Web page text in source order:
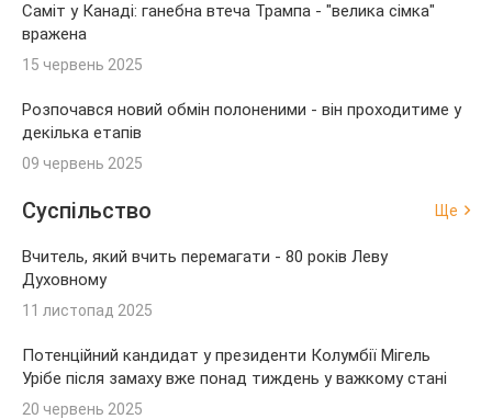
Саміт у Канаді: ганебна втеча Трампа - "велика сімка"
вражена
15 червень 2025
Розпочався новий обмін полоненими - він проходитиме у
декілька етапів
09 червень 2025
Суспільство Ще
Вчитель, який вчить перемагати - 80 років Леву
Духовному
11 листопад 2025
Потенційний кандидат у президенти Колумбії Мігель
Урібе після замаху вже понад тиждень у важкому стані
20 червень 2025